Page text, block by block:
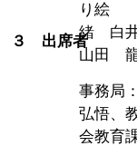
３ 出席者
り
緒 白
山田
事務局
弘悟、
会教育